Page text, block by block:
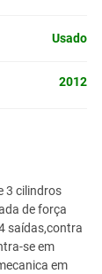
Usado
2012
3 cilindros
de força
saídas,contra
se em
em